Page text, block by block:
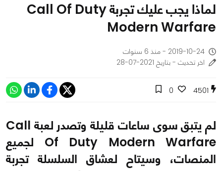
لماذا يجب عليك تجربة Call Of Duty
Modern Warfare
2019-10-24 - منذ 6 سنوات
اخر تحديث - بتاريخ 2021-07-28
4501
0
لم يتبق سوى ساعات قليلة وتصدر لعبة Call
Of Duty Modern Warfare لجميع
المنصات، وسيتاح لعشاق السلسلة تجربة